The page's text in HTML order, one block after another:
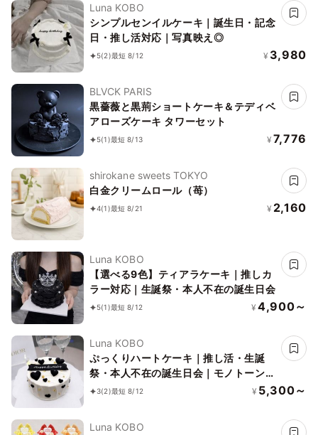
Luna KOBO
シンプルセンイルケーキ｜誕生日・記念
日・推し活対応｜写真映え◎
5(2)最短 8/12 ¥ 3,980
BLVCK PARIS
黒薔薇と黒荊ショートケーキ＆テディベ
アローズケーキ タワーセット
5(1)最短 8/13 ¥ 7,776
shirokane sweets TOKYO
白金クリームロール（苺）
4(1)最短 8/21 ¥ 2,160
Luna KOBO
【選べる9色】ティアラケーキ｜推しカ
ラー対応｜生誕祭・本人不在の誕生日会
5(1)最短 8/12 ¥ 4,900～
Luna KOBO
ぷっくりハートケーキ｜推し活・生誕
祭・本人不在の誕生日会｜モノトーン量
産系
3(2)最短 8/12 ¥ 5,300～
Luna KOBO